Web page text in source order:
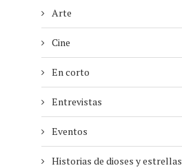
Arte
Cine
En corto
Entrevistas
Eventos
Historias de dioses y estrellas